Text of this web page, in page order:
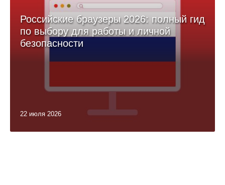
Российские браузеры 2026: полный гид
по выбору для работы и личной
безопасности
22 июля 2026